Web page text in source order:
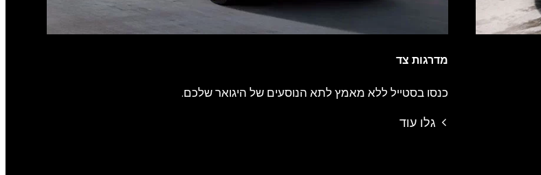
מדרגות צד
כנסו בסטייל ללא מאמץ לתא הנוסעים של היגואר שלכם.
גלו עוד